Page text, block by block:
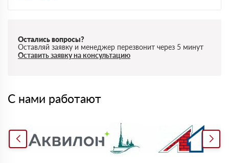
Остались вопросы?
Оставляй заявку и менеджер перезвонит через 5 минут
Оставить заявку на консультацию
С нами работают